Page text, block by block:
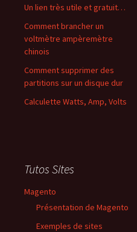
Un lien très utile et gratuit…
Comment brancher un
voltmètre ampèremètre
chinois
Comment supprimer des
partitions sur un disque dur
Calculette Watts, Amp, Volts
Tutos Sites
Magento
Présentation de Magento
Exemples de sites